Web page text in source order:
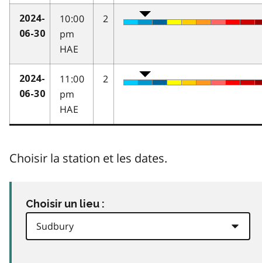
2024-
06-30
10:00
pm
HAE
2
2024-
06-30
11:00
pm
HAE
2
Choisir la station et les dates.
Choisir un lieu :